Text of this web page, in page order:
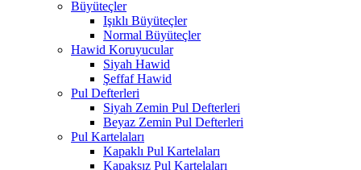
Büyüteçler
Işıklı Büyüteçler
Normal Büyüteçler
Hawid Koruyucular
Siyah Hawid
Şeffaf Hawid
Pul Defterleri
Siyah Zemin Pul Defterleri
Beyaz Zemin Pul Defterleri
Pul Kartelaları
Kapaklı Pul Kartelaları
Kapaksız Pul Kartelaları